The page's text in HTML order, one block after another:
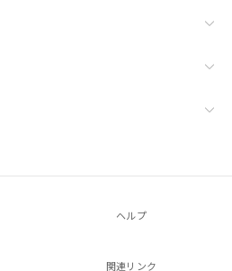
ヘルプ
関連リンク